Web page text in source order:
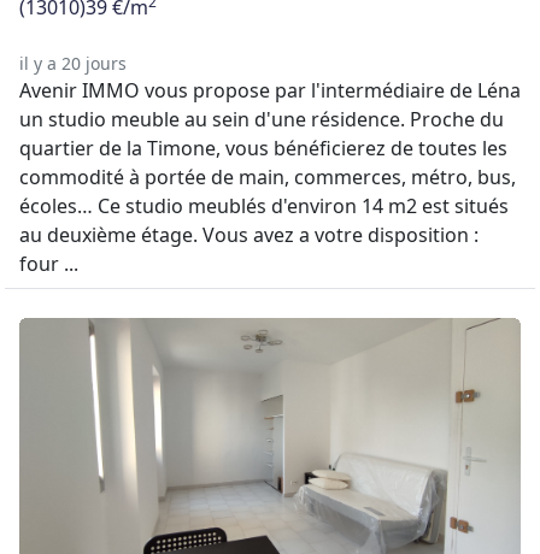
(13010)39 €/m
il y a 20 jours
Avenir IMMO vous propose par l'intermédiaire de Léna
un studio meuble au sein d'une résidence. Proche du
quartier de la Timone, vous bénéficierez de toutes les
commodité à portée de main, commerces, métro, bus,
écoles… Ce studio meublés d'environ 14 m2 est situés
au deuxième étage. Vous avez a votre disposition :
four ...